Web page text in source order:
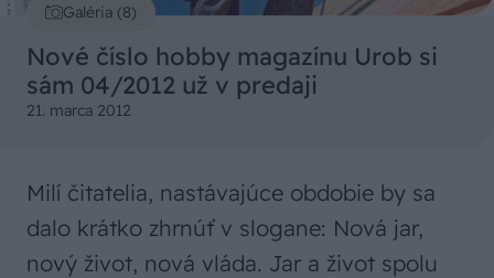
Galéria (8)
Nové číslo hobby magazínu Urob si
sám 04/2012 už v predaji
21. marca 2012
Milí čitatelia, nastávajúce obdobie by sa
dalo krátko zhrnúť v slogane: Nová jar,
nový život, nová vláda. Jar a život spolu